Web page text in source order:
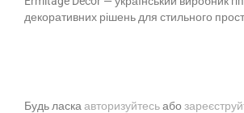
декоративних рішень для стильного
Будь ласка авторизуйтесьабо